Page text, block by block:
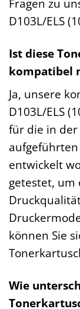
D103L/ELS
Ist diese
kompatibel
Ja, unsere
D103L/ELS
für die in
entwickelt
getestet, um
können Sie
Wie